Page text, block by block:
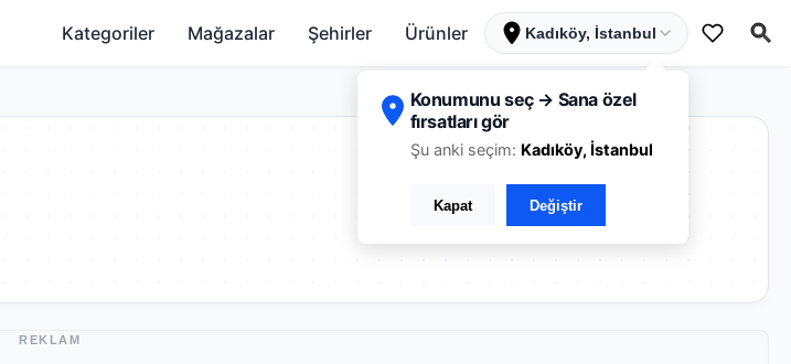
Kategoriler Mağazalar Şehirler Ürünler Kadıköy, İstanbul
Konumunu seç → Sana özel
fırsatları gör
Şu anki seçim: Kadıköy, İstanbul
Kapat Değiştir
REKLAM